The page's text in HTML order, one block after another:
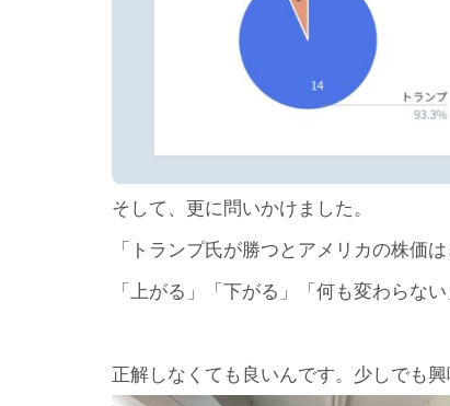
そして、更に問いかけました。
「トランプ氏が勝つとアメリカの株価
「上がる」「下がる」「何も変わらな
正解しなくても良いんです。少しでも